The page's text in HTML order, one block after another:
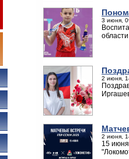
3 июня,
2 июня,
2 июня,
15